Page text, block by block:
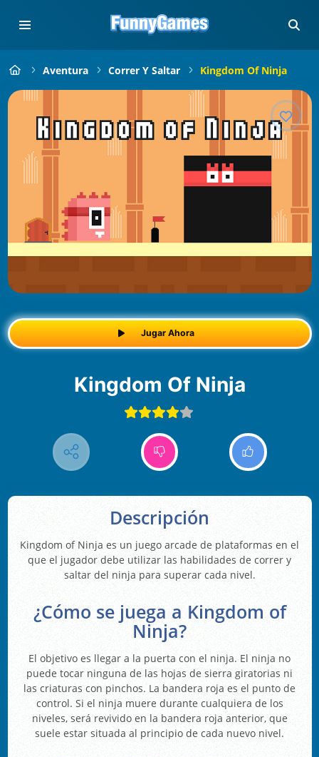
Aventura Correr Y Saltar Kingdom Of Ninja
Jugar Ahora
Kingdom Of Ninja
Descripción
Kingdom of Ninja es un juego arcade de plataformas en el
que el jugador debe utilizar las habilidades de correr y
saltar del ninja para superar cada nivel.
¿Cómo se juega a Kingdom of
Ninja?
El objetivo es llegar a la puerta con el ninja. El ninja no
puede tocar ninguna de las hojas de sierra giratorias ni
las criaturas con pinchos. La bandera roja es el punto de
control. Si el ninja muere durante cualquiera de los
niveles, será revivido en la bandera roja anterior, que
suele estar situada al principio de cada nuevo nivel.